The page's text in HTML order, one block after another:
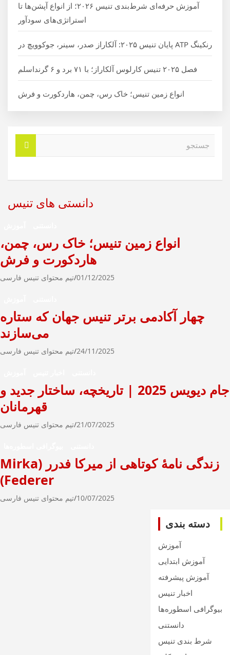
آموزش حرفه‌ای شرط‌بندی تنیس ۲۰۲۶؛ از انواع آپشن‌ها تا
استراتژی‌های سودآور
رنکینگ ATP پایان تنیس ۲۰۲۵: آلکاراز صدر، سینر، جوکوویچ در
فصل ۲۰۲۵ تنیس کارلوس آلکاراز؛ با ۷۱ برد و ۶ گرنداسلم
انواع زمین تنیس؛ خاک رس، چمن، هاردکورت و فرش
و
دانستی های تنیس
انواع زمین تنیس؛ خاک رس، چمن،
هاردکورت و فرش
01/12/2025 تیم محتوای تنیس فارسی
چهار آکادمی برتر تنیس جهان که ستاره
می‌سازند
24/11/2025 تیم محتوای تنیس فارسی
جام دیویس 2025 | تاریخچه، ساختار جدید و
قهرمانان
21/07/2025 تیم محتوای تنیس فارسی
زندگی نامۀ کوتاهی از میرکا فدرر (Mirka
Federer)
10/07/2025 تیم محتوای تنیس فارسی
دسته بندی
آموزش
آموزش ابتدایی
آموزش پیشرفته
اخبار تنیس
بیوگرافی اسطوره‌ها
دانستنی
شرط بندی تنیس